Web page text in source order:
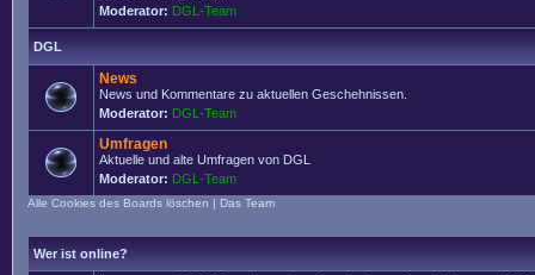
Moderator: DGL-Team
DGL
News
News und Kommentare zu aktuellen Geschehnissen.
Moderator: DGL-Team
Umfragen
Aktuelle und alte Umfragen von DGL
Moderator: DGL-Team
Alle Cookies des Boards löschen | Das Team
Wer ist online?